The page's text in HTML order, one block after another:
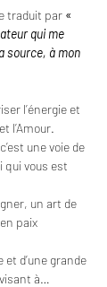
traduit par «
qui me
source, à mon
l’énergie et
l’Amour.
une voie de
qui vous est
un art de
paix
d’une grande
à…